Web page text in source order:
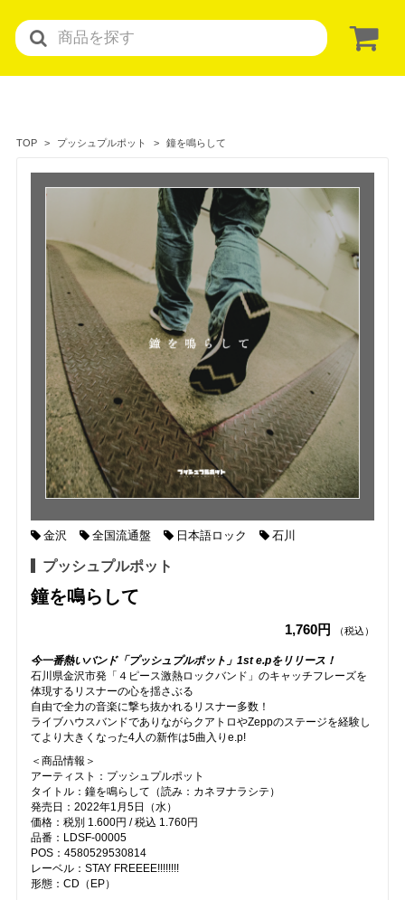
TOP プッシュプルポット 鐘を鳴らして
金沢 全国流通盤 日本語ロック 石川
プッシュプルポット
鐘を鳴らして
1,760円 （税込）
今一番熱いバンド「プッシュプルポット」1st e.pをリリース！
石川県金沢市発「４ピース激熱ロックバン​ド」のキャッチフレーズを
体現するリスナーの心を揺さぶる
自由で全力の音楽に撃ち抜かれるリスナー多数！
ライブハウスバンドでありながらクアトロやZeppのステージを経験し
てより大きくなった4人の新作は5曲入りe.p!
＜商品情報＞
アーティスト：プッシュプルポット
タイトル：鐘を鳴らして（読み：カネヲナラシテ）
発売日：2022年1月5日（水）
価格：税別 1.600円 / 税込 1.760円
品番：LDSF-00005
POS：4580529530814
レーベル：STAY FREEEE!!!!!!!!
形態：CD（EP）